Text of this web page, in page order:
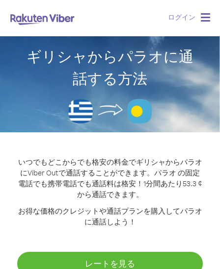
ログイン
ギリシャからパラオに通
話する方法
いつでもどこからでも格安の料金でギリシャからパラオ
にViber Outで通話することができます。 パラオ の固定
電話でも携帯電話でも通話料は格安！1分間あたり53.3 ¢
から通話できます。
お得な価格のクレジットや通話プランを購入してパラオ
に通話しよう！
レートを見る